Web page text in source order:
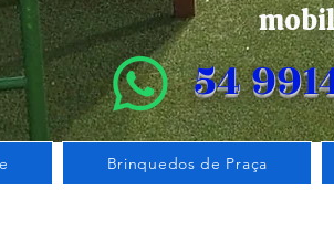
54
Brinquedos de Praça